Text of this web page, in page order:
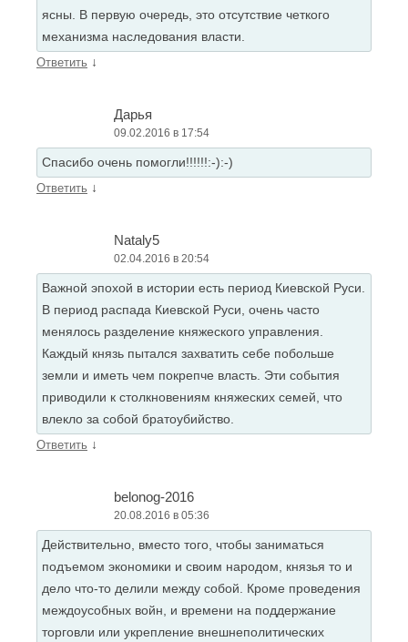
ясны. В первую очередь, это отсутствие четкого
механизма наследования власти.
Ответить ↓
Дарья
09.02.2016 в 17:54
Спасибо очень помогли!!!!!!:-):-)
Ответить ↓
Nataly5
02.04.2016 в 20:54
Важной эпохой в истории есть период Киевской Руси.
В период распада Киевской Руси, очень часто
менялось разделение княжеского управления.
Каждый князь пытался захватить себе побольше
земли и иметь чем покрепче власть. Эти события
приводили к столкновениям княжеских семей, что
влекло за собой братоубийство.
Ответить ↓
belonog-2016
20.08.2016 в 05:36
Действительно, вместо того, чтобы заниматься
подъемом экономики и своим народом, князья то и
дело что-то делили между собой. Кроме проведения
междоусобных войн, и времени на поддержание
торговли или укрепление внешнеполитических